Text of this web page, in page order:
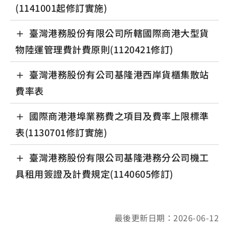
(1141001起修訂實施)
臺灣港務股份有限公司所轄國際商港大型貨
物陸運管理費計費原則(1120421修訂)
臺灣港務股份有公司基隆港西岸貨櫃集散站
費率表
國際商港港埠業務費之項目及費率上限標準
表(1130701修訂實施)
臺灣港務股份有限公司基隆港務分公司機工
具租用簽證及計費規定(1140605修訂)
最後更新日期：2026-06-12